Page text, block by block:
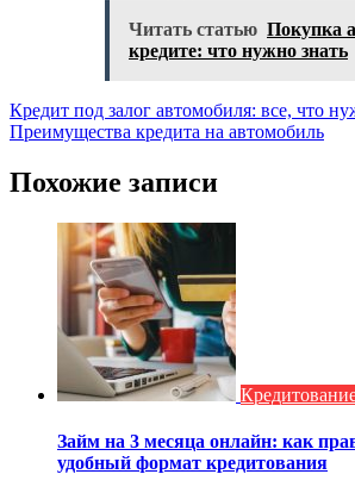
Читать статью Покупка
кредите: что нужно знать
Навигация
по
записям
Кредит под залог автомобиля: все, что
Преимущества кредита на автомобиль
Похожие записи
Займ на 3 месяца онлайн: как
удобный формат кредитования